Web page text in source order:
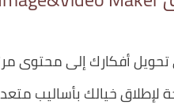
أفكارك إلى محتوى
خيالك بأساليب